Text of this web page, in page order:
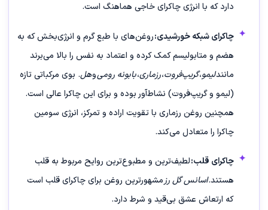
دارد که با انرژی چاکرای خاجی هماهنگ است.
چاکرای شبکه خورشیدی:روغن‌های با طبع گرم و انرژی‌بخش که به
هضم و متابولیسم کمک کرده و اعتماد به نفس را بالا می‌برند
مانندلیمو،گریپ‌فروت،رزماری،بابونه رومیوهل. بوی مرکباتی تازه
(لیمو و گریپ‌فروت) نشاط‌آور بوده و برای این چاکرا عالی است.
همچنین روغن رزماری با تقویت اراده و تمرکز، انرژی سومین
چاکرا را متعادل می‌کند.
چاکرای قلب:لطیف‌ترین و مطبوع‌ترین روایح مربوط به قلب
هستند.اسانس گل رزمشهورترین روغن برای چاکرای قلب است
که ارتعاش عشق بی‌قید و شرط دارد.